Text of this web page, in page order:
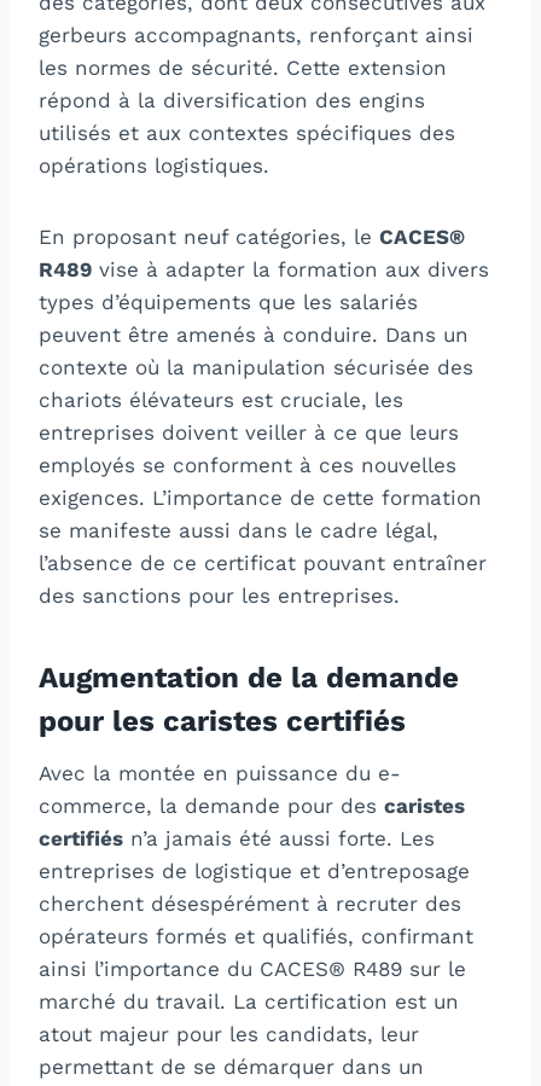
gerbeurs accompagnants, renforçant ainsi
les normes de sécurité. Cette extension
répond à la diversification des engins
utilisés et aux contextes spécifiques des
opérations logistiques.
En proposant neuf catégories, le CACES®
R489 vise à adapter la formation aux divers
types d’équipements que les salariés
peuvent être amenés à conduire. Dans un
contexte où la manipulation sécurisée des
chariots élévateurs est cruciale, les
entreprises doivent veiller à ce que leurs
employés se conforment à ces nouvelles
exigences. L’importance de cette formation
se manifeste aussi dans le cadre légal,
l’absence de ce certificat pouvant entraîner
des sanctions pour les entreprises.
Augmentation de la demande
pour les caristes certifiés
Avec la montée en puissance du e-
commerce, la demande pour des caristes
certifiés n’a jamais été aussi forte. Les
entreprises de logistique et d’entreposage
cherchent désespérément à recruter des
opérateurs formés et qualifiés, confirmant
ainsi l’importance du CACES® R489 sur le
marché du travail. La certification est un
atout majeur pour les candidats, leur
permettant de se démarquer dans un